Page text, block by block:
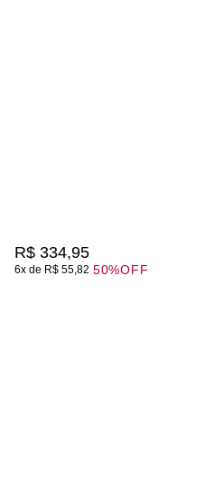
R$ 334,95
6 R$ 55,82 50%OFF